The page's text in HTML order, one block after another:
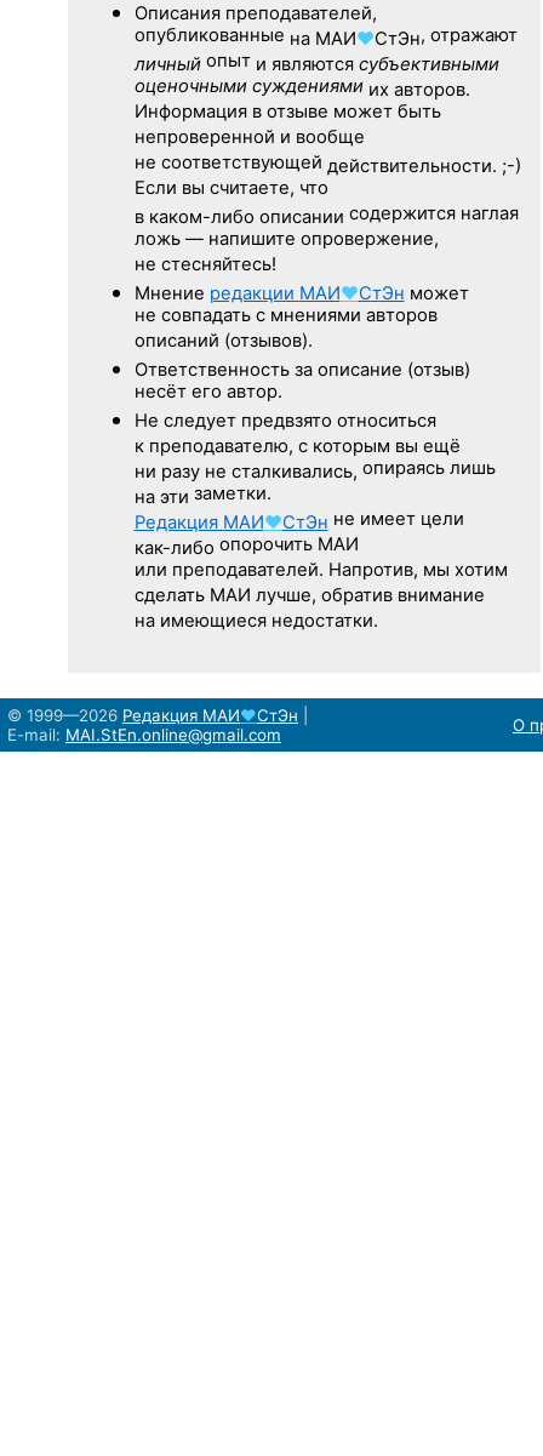
Описания преподавателей,
опубликованные на МАИ♥СтЭн, отражают
личныйопыт и являются субъективными
оценочными суждениямиих авторов.
Информация в отзыве может быть
непроверенной и вообще
не соответствующей действительности. ;-)
Если вы считаете, что
в каком-либо описании содержится наглая
ложь — напишите опровержение,
не стесняйтесь!
Мнение редакции МАИ♥СтЭн может
не совпадать с мнениями авторов
описаний (отзывов).
Ответственность за описание (отзыв)
несёт его автор.
Не следуетпредвзято относиться
к преподавателю, с которым вы ещё
ни разу не сталкивались, опираясь лишь
на эти заметки.
Редакция МАИ♥СтЭн не имеет цели
как-либо опорочить МАИ
или преподавателей. Напротив, мы хотим
сделать МАИ лучше, обратив внимание
на имеющиеся недостатки.
© 1999—2026 Редакция МАИ♥СтЭн
E-mail: MAI.StEn.online@gmail.com О